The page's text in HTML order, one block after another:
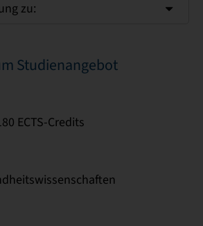
zu:
Studienangebot
ECTS-Credits